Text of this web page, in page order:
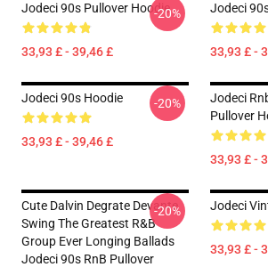
Jodeci 90s Pullover Hoodie
33,93 £ - 39,46 £
-20% Jodeci
33,93 £ -
Jodeci 90s Hoodie
33,93 £ - 39,46 £
-20%
Jodeci
Pullover
33,93 £ -
Cute Dalvin Degrate Devante
Swing The Greatest R&B
Group Ever Longing Ballads
Jodeci 90s RnB Pullover
-20% Jodeci
33,93 £ -